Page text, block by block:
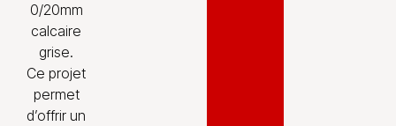
0/20mm
calcaire
grise.
Ce projet
permet
d’offrir un